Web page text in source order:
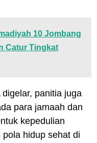
10 Jombang
Catur Tingkat
panitia juga
para jamaah dan
kepedulian
hidup sehat di